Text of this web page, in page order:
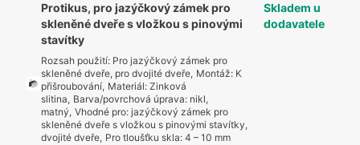
Protikus, pro jazýčkový zámek pro
skleněné dveře s vložkou s pinovými
stavítky
Rozsah použití: Pro jazýčkový zámek pro
skleněné dveře, pro dvojité dveře, Montáž: K
přišroubování, Materiál: Zinková
slitina, Barva/povrchová úprava: nikl,
matný, Vhodné pro: jazýčkový zámek pro
skleněné dveře s vložkou s pinovými stavítky,
dvojité dveře, Pro tloušťku skla: 4 – 10 mm
Skladem u
dodavatele